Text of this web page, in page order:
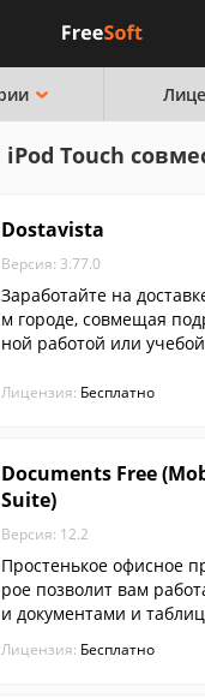
Touch
Dostavista
Версия: 3.77.0
Заработайте на
м городе, совмещая
ной работой или
порт.
Лицензия: Бесплатно
Documents Free
Suite)
Версия: 12.2
Простенькое офисное
рое позволит вам
и документами и
Лицензия: Бесплатно